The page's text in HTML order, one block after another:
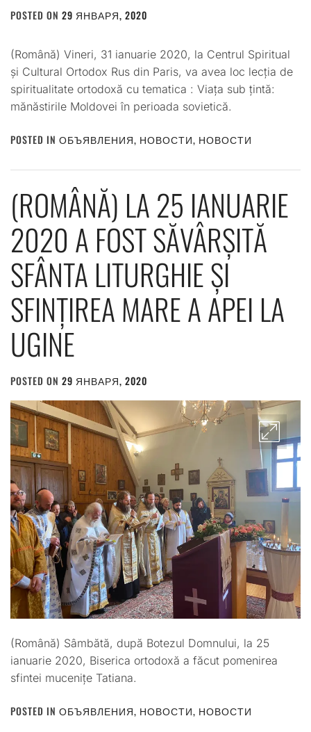
POSTED ON 29 ЯНВАРЯ, 2020
(Română) Vineri, 31 ianuarie 2020, la Centrul Spiritual
și Cultural Ortodox Rus din Paris, va avea loc lecția de
spiritualitate ortodoxă cu tematica : Viața sub țintă:
mănăstirile Moldovei în perioada sovietică.
POSTED IN ОБЪЯВЛЕНИЯ, НОВОСТИ, НОВОСТИ
(ROMÂNĂ) LA 25 IANUARIE
2020 A FOST SĂVÂRȘITĂ
SFÂNTA LITURGHIE ȘI
SFINȚIREA MARE A APEI LA
UGINE
POSTED ON 29 ЯНВАРЯ, 2020
(Română) Sâmbătă, după Botezul Domnului, la 25
ianuarie 2020, Biserica ortodoxă a făcut pomenirea
sfintei mucenițe Tatiana.
POSTED IN ОБЪЯВЛЕНИЯ, НОВОСТИ, НОВОСТИ